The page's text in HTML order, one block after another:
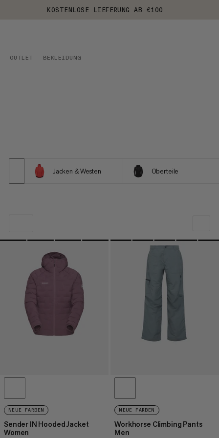
KOSTENLOSE LIEFERUNG AB €100
OUTLET BEKLEIDUNG
Jacken & Westen Oberteile
UNSERE EMPFEHLUNG
NIEDRIGSTER PREIS
HÖCHSTER PREIS
BEWERTUNG
NEUE FARBEN
Sender IN Hooded Jacket
Women
NEUE FARBEN
Workhorse Climbing Pants
Men